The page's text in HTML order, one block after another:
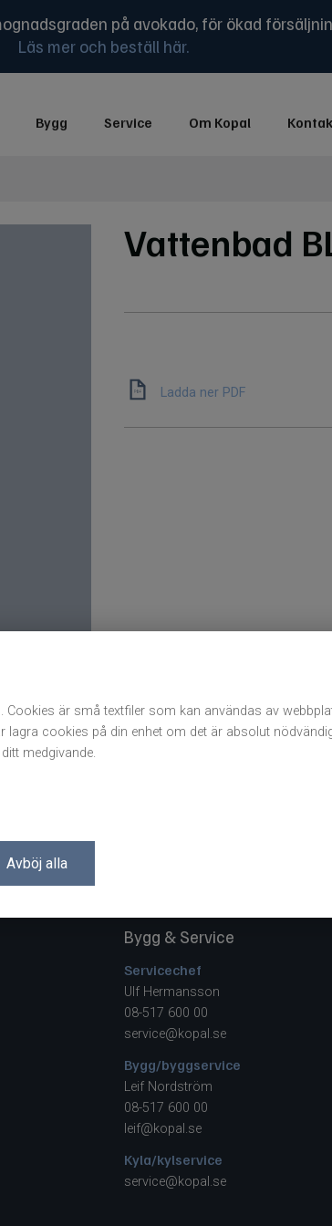
Cookies är små textfiler som kan användas av
lagra cookies på din enhet om det är absolut
medgivande.
Avböj alla
på avokado, för ökad
Läs mer och beställ här.
Bygg Service Om Kopal
Vattenbad
Ladda ner PDF
Bygg & Service
Servicechef
Ulf Hermansson
08-517 600 00
service@kopal.se
Bygg/byggservice
Leif Nordström
08-517 600 00
leif@kopal.se
Kyla/kylservice
service@kopal.se